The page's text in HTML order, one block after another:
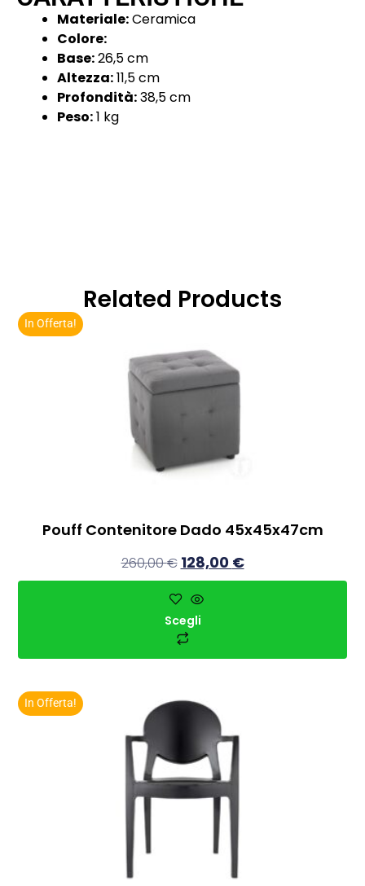
Materiale:Ceramica
Colore:
Base:26,5 cm
Altezza:11,5 cm
Profondità:38,5 cm
Peso:1 kg
Related Products
In Offerta!
Pouff Contenitore Dado 45x45x47cm
260,00€ 128,00 €
Scegli
In Offerta!